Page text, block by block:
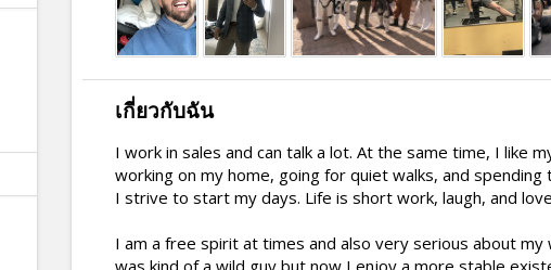
เกี่ยวกับฉัน
I work in sales and can talk a lot. At the same time, I like
working on my home, going for quiet walks, and
I strive to start my days. Life is short work, laugh, and
I am a free spirit at times and also very serious about